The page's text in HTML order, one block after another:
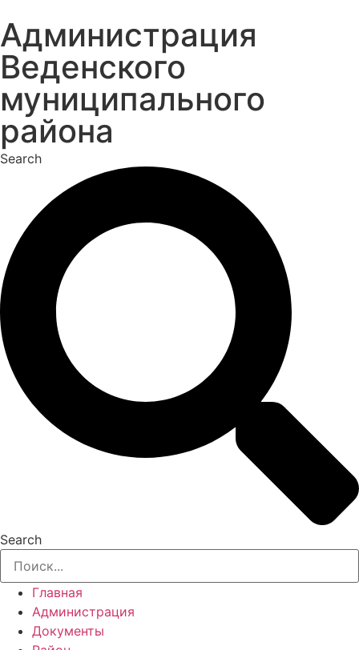
к
содержимому
Администрация
Веденского
муниципального
района
Search
Search
Главная
Администрация
Документы